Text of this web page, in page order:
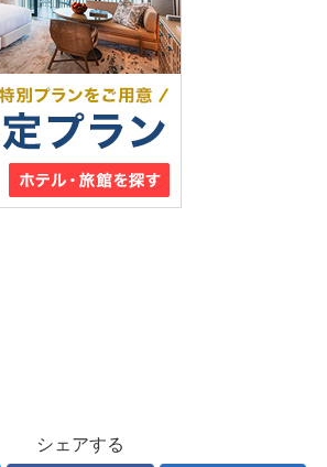
シェアする